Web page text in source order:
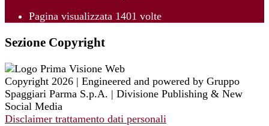
Pagina visualizzata 1401 volte
Sezione Copyright
Copyright 2026 | Engineered and powered by Gruppo
Spaggiari Parma S.p.A. | Divisione Publishing & New
Social Media
Disclaimer trattamento dati personali